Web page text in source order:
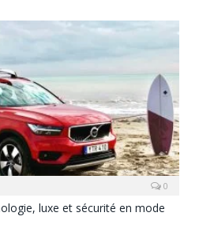
0
luxe et sécurité en mode